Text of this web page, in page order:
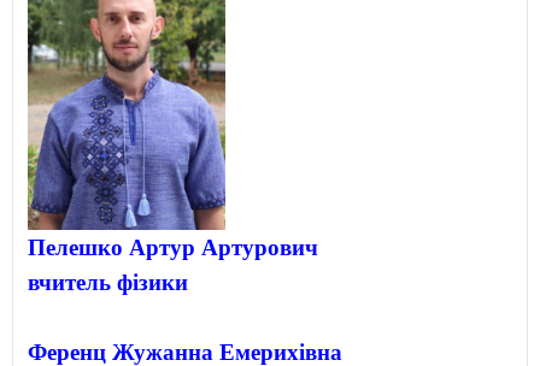
Пелешко Артур Артурович
вчитель фізики
Ференц Жужанна Емерихівна